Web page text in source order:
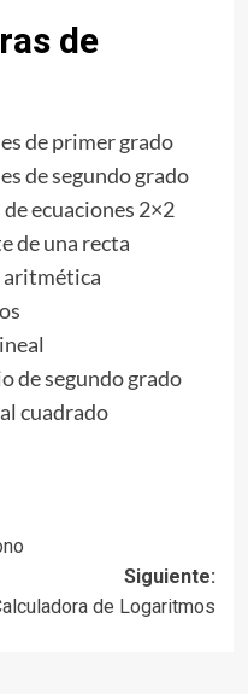
de
de primer grado
de segundo grado
ecuaciones 2×2
de una recta
aritmética
de segundo grado
cuadrado
Siguiente:
de Logaritmos